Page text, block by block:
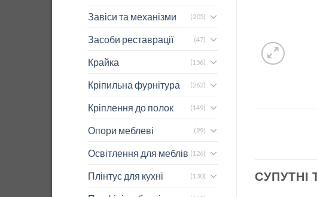
Завіси та механізми (205)
Засоби реставрації (47)
Крайка (156)
Кріпильна фурнітура (262)
Кріплення до полок (149)
Опори меблеві (99)
Освітлення для меблів (126)
Плінтус для кухні (130) СУПУТНІ